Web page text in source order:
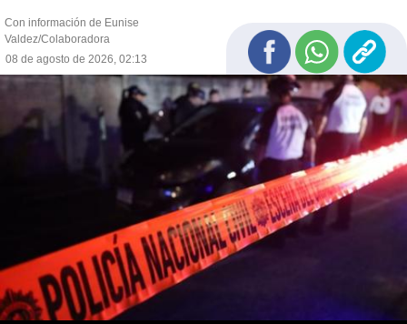
Con información de Eunise
Valdez/Colaboradora
08 de agosto de 2026, 02:13